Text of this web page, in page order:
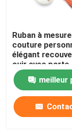
Contactez-
Demandez
Ruban
Ruban à
couture
élégant
cuir avec
pompon
meilleur